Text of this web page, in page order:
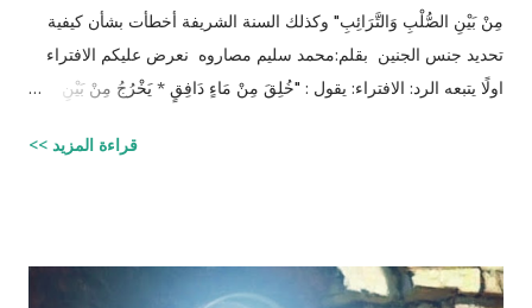
مِنْ بَيْنِ الصُّلْبِ وَالتَّرَائِبِ" وكذلك السنة الشريفة أخطأت بشأن كيفية
تحديد جنس الجنين بقلم:محمد سليم مصاروه نعرض عليكم الافتراء
اولًا يتبعه الرد: الافتراء: يقول : "خُلِقَ مِنْ مَاءٍ دَافِقٍ * يَخْرُجُ مِنْ بَيْنِ
المنطقة الصدرية عندها ( الترائب ) , و لا يتكون مني الرجل من منطقته
قراءة المزيد >>